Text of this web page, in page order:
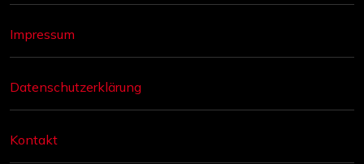
Impressum
Datenschutzerklärung
Kontakt